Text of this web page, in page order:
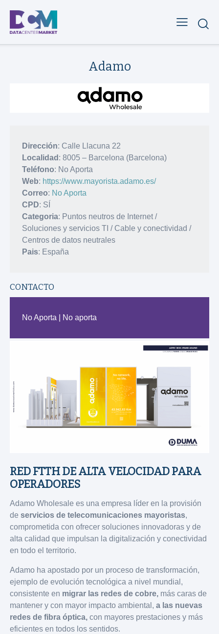
Adamo
Dirección: Calle Llacuna 22
Localidad : 8005 – Barcelona (Barcelona)
Teléfono: No Aporta
Web: https://www.mayorista.adamo.es/
Correo: No Aporta
CPD: SÍ
Categoria: Puntos neutros de Internet /
Soluciones y servicios TI / Cable y conectividad /
Centros de datos neutrales
Pais: España
CONTACTO
No Aporta | No aporta
RED FTTH DE ALTA VELOCIDAD PARA
OPERADORES
Adamo Wholesale es una empresa líder en la provisión
de servicios de telecomunicaciones mayoristas,
comprometida con ofrecer soluciones innovadoras y de
alta calidad que impulsan la digitalización y conectividad
en todo el territorio.
Adamo ha apostado por un proceso de transformación,
ejemplo de evolución tecnológica a nivel mundial,
consistente en migrar las redes de cobre, más caras de
mantener y con mayor impacto ambiental, a las nuevas
redes de fibra óptica, con mayores prestaciones y más
eficientes en todos los sentidos.